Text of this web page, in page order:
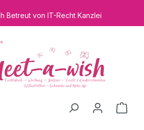
Betreut von IT-Recht Kanzlei